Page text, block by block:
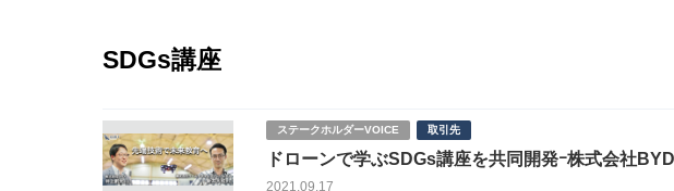
SDGs講座
ステークホルダーVOICE 取引先
ドローンで学ぶSDGs講座を共同開発ｰ株式会社
る
2021.09.17